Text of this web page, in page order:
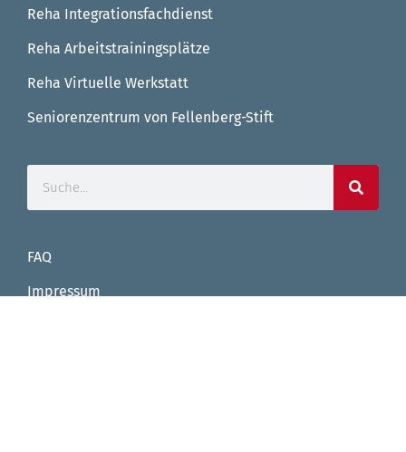
Reha Integrationsfachdienst
Reha Arbeitstrainingsplätze
Reha Virtuelle Werkstatt
Seniorenzentrum von Fellenberg-Stift
FAQ
Impressum